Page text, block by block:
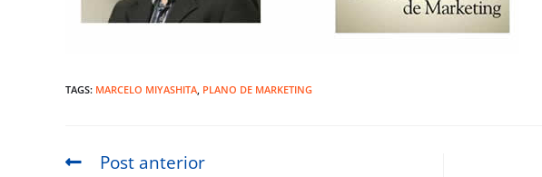
TAGS: MARCELO MIYASHITA PLANO DE MARKETING
Post anterior